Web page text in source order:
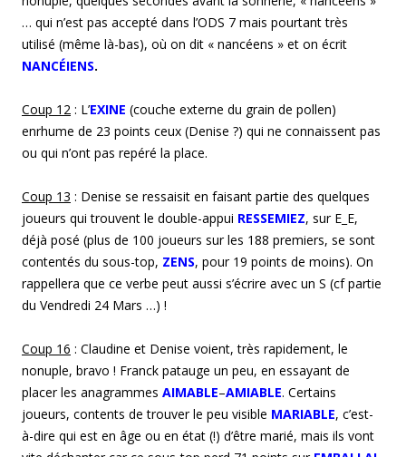
… qui n’est pas accepté dans l’ODS 7 mais pourtant très
utilisé (même là-bas), où on dit « nancéens » et on écrit
NANCÉIENS.
Coup 1 2 : L’EXINE (couche externe du grain de pollen)
enrhume de 23 points ceux (Denise ?) qui ne connaissent pas
ou qui n’ont pas repéré la place.
Coup 13 : Denise se ressaisit en faisant partie des quelques
joueurs qui trouvent le double-appui RESSEMIEZ, sur E_E,
déjà posé (plus de 100 joueurs sur les 188 premiers, se sont
contentés du sous-top, ZENS, pour 19 points de moins). On
rappellera que ce verbe peut aussi s’écrire avec un S (cf partie
du Vendredi 24 Mars …) !
Coup 16 : Claudine et Denise voient, très rapidement, le
nonuple, bravo ! Franck patauge un peu, en essayant de
placer les anagrammes AIMABLE–AMIABLE. Certains
joueurs, contents de trouver le peu visible MARIABLE, c’est-
à-dire qui est en âge ou en état (!) d’être marié, mais ils vont